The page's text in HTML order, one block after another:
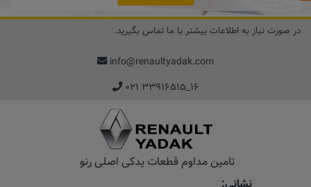
در صورت نیاز به اطلاعات بیشتر با ما تماس بگیرید.
info@renaultyadak.com
۰۲۱ ۳۳۹۱۶۵۱۵_۱۶
تامین مداوم قطعات یدکی اصلی رنو